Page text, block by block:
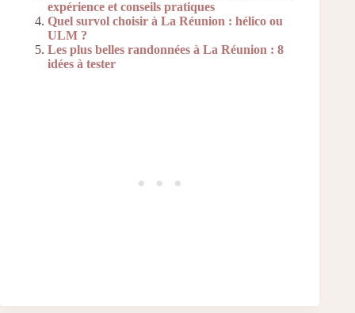
expérience et conseils pratiques
Quel survol choisir à La Réunion : hélico ou
ULM ?
Les plus belles randonnées à La Réunion : 8
idées à tester